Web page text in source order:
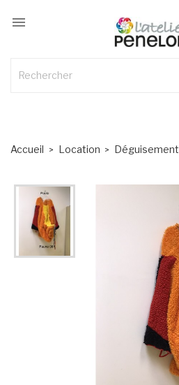

Accueil Location Déguisement